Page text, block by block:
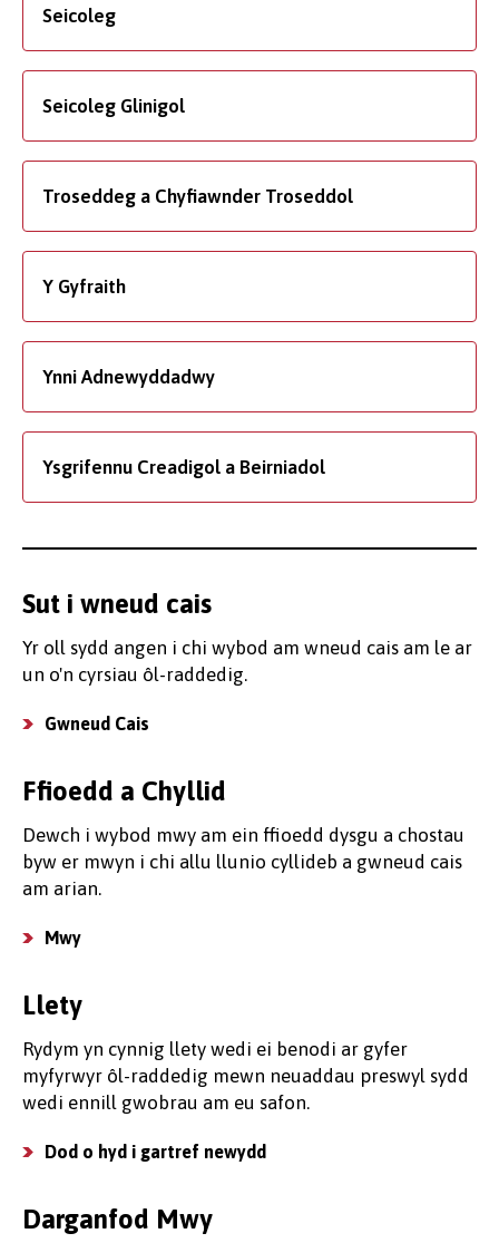
Seicoleg
Seicoleg Glinigol
Troseddeg a Chyfiawnder Troseddol
Y Gyfraith
Ynni Adnewyddadwy
Ysgrifennu Creadigol a Beirniadol
Sut i wneud cais
Yr oll sydd angen i chi wybod am wneud cais am le ar
un o'n cyrsiau ôl-raddedig.
Gwneud Cais
Ffioedd a Chyllid
Dewch i wybod mwy am ein ffioedd dysgu a chostau
byw er mwyn i chi allu llunio cyllideb a gwneud cais
am arian.
Mwy
Llety
Rydym yn cynnig llety wedi ei benodi ar gyfer
myfyrwyr ôl-raddedig mewn neuaddau preswyl sydd
wedi ennill gwobrau am eu safon.
Dod o hyd i gartref newydd
Darganfod Mwy